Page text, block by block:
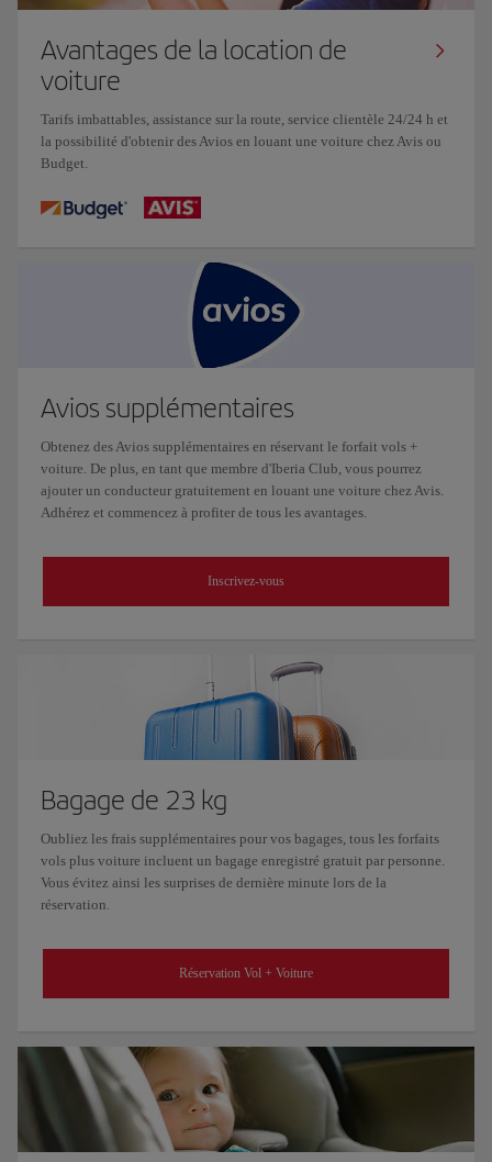
Avantages de la location de
voiture
Tarifs imbattables, assistance sur la route, service clientèle 24/24 h et
la possibilité d'obtenir des Avios en louant une voiture chez Avis ou
Budget.
Avios supplémentaires
Obtenez des Avios supplémentaires en réservant le forfait vols +
voiture. De plus, en tant que membre d'Iberia Club, vous pourrez
ajouter un conducteur gratuitement en louant une voiture chez Avis.
Adhérez et commencez à profiter de tous les avantages.
Inscrivez-vous
Bagage de 23 kg
Oubliez les frais supplémentaires pour vos bagages, tous les forfaits
vols plus voiture incluent un bagage enregistré gratuit par personne.
Vous évitez ainsi les surprises de dernière minute lors de la
réservation.
Réservation Vol + Voiture